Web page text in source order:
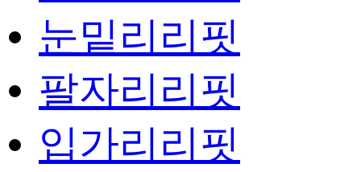
눈밑리리핏
팔자리리핏
입가리리핏